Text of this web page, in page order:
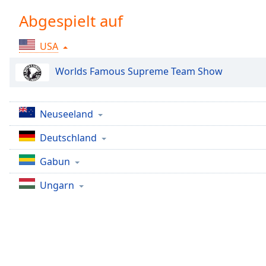
Chapters
Descriptions
descriptions
off,
subtitles
settings
opens
subtitles
settings
Abgespielt auf
USA
Worlds Famous Supreme Team Show
Neuseeland
Deutschland
Gabun
Ungarn